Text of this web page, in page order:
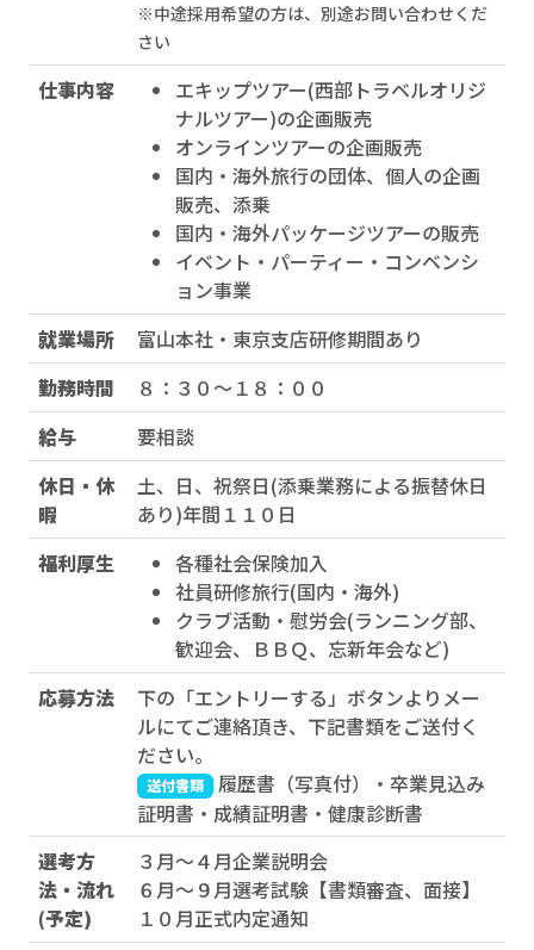
※中途採用希望の方は、別途お問い合わせくだ
さい
仕事内容
エキップツアー(西部トラベルオリジ
ナルツアー)の企画販売
オンラインツアーの企画販売
国内・海外旅行の団体、個人の企画
販売、添乗
国内・海外パッケージツアーの販売
イベント・パーティー・コンベンシ
ョン事業
就業場所
富山本社・東京支店研修期間あり
勤務時間
８：３０～１８：００
給与
要相談
休日・休
暇
土、日、祝祭日(添乗業務による振替休日
あり)年間１１０日
福利厚生
各種社会保険加入
社員研修旅行(国内・海外)
クラブ活動・慰労会(ランニング部、
歓迎会、ＢＢＱ、忘新年会など)
応募方法
下の「エントリーする」ボタンよりメー
ルにてご連絡頂き、下記書類をご送付く
ださい。
送付書類 履歴書（写真付）・卒業見込み
証明書・成績証明書・健康診断書
選考方
法・流れ
(予定)
３月～４月企業説明会
６月～９月選考試験【書類審査、面接】
１０月正式内定通知